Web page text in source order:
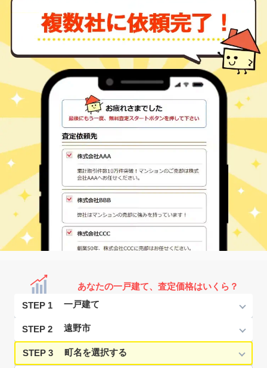
あなたの一戸建て、査定価格はいくら？
STEP 1
STEP 2
STEP 3